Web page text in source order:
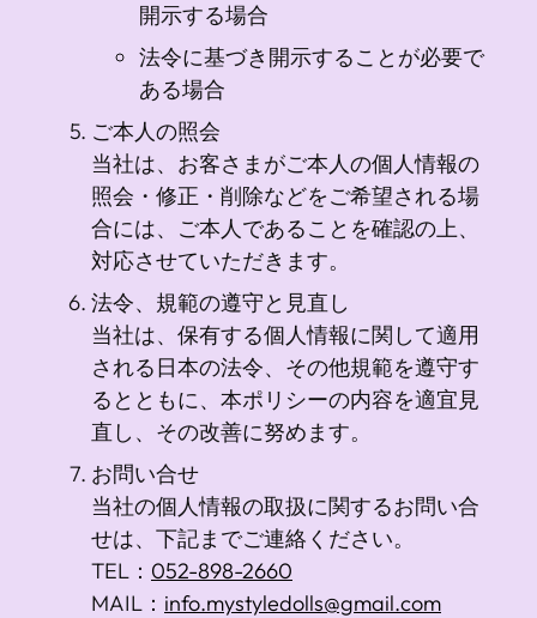
開示する場合
法令に基づき開示することが必要で
ある場合
ご本人の照会
当社は、お客さまがご本人の個人情報の
照会・修正・削除などをご希望される場
合には、ご本人であることを確認の上、
対応させていただきます。
法令、規範の遵守と見直し
当社は、保有する個人情報に関して適用
される日本の法令、その他規範を遵守す
るとともに、本ポリシーの内容を適宜見
直し、その改善に努めます。
お問い合せ
当社の個人情報の取扱に関するお問い合
せは、下記までご連絡ください。
TEL： 052-898-2660
MAIL： info.mystyledolls@gmail.com